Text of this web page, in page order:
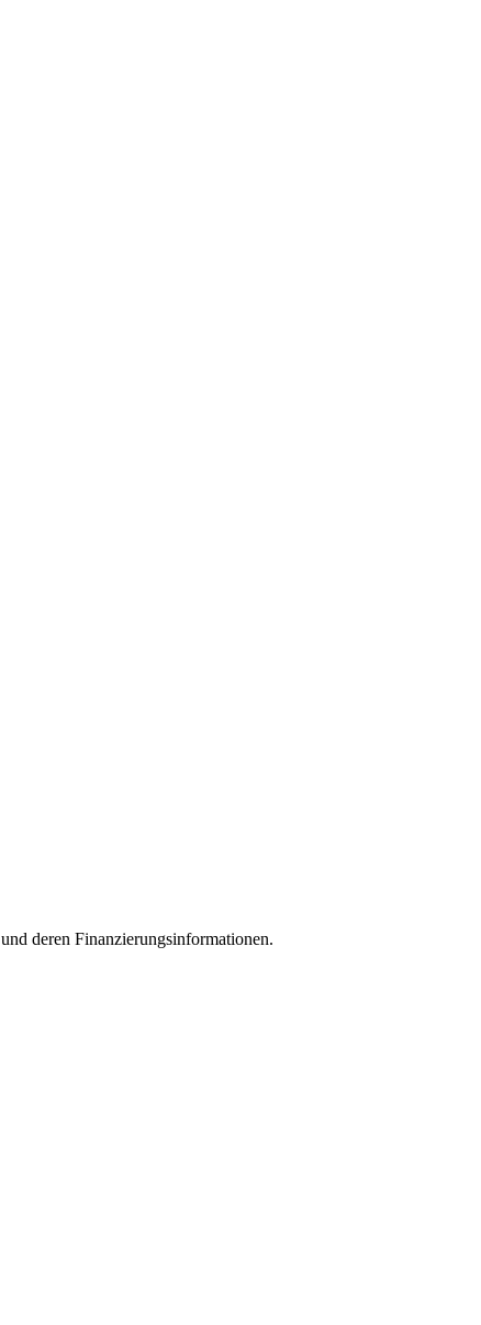
und deren Finanzierungsinformationen.